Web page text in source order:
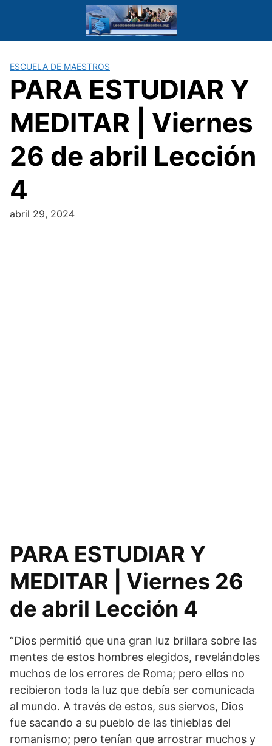
ESCUELA DE MAESTROS
PARA ESTUDIAR Y
MEDITAR | Viernes
26 de abril Lección
4
abril 29, 2024
PARA ESTUDIAR Y
MEDITAR | Viernes 26
de abril Lección 4
“Dios permitió que una gran luz brillara sobre las
mentes de estos hombres elegidos, revelándoles
muchos de los errores de Roma; pero ellos no
recibieron toda la luz que debía ser comunicada
al mundo. A través de estos, sus siervos, Dios
fue sacando a su pueblo de las tinieblas del
romanismo; pero tenían que arrostrar muchos y